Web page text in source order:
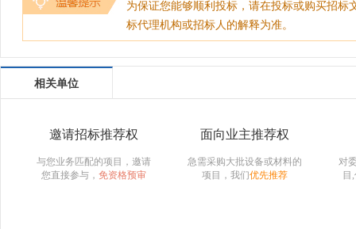
为保证您能够顺利投标，请在投标或购买招
标代理机构或招标人的解释为准。
相关单位
邀请招标推荐权
与您业务匹配的项目，邀请
您直接参与， 免资格预审
面向业主推荐权
急需采购大批设备或材料的
项目，我们优先推荐
对
目